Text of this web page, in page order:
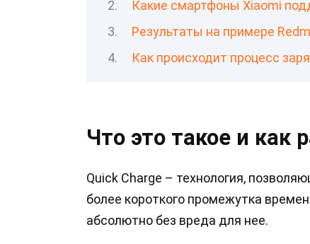
Какие смартфоны Xiaomi
Результаты на примере
Как происходит процесс
Что это такое и как
Quick Charge – технология,
более короткого промежутка
абсолютно без вреда для нее.